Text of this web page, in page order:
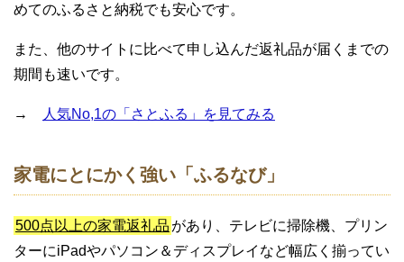
めてのふるさと納税でも安心です。
また、他のサイトに比べて申し込んだ返礼品が届くまでの
期間も速いです。
→ 人気No,1の「さとふる」を見てみる
家電にとにかく強い「ふるなび」
500点以上の家電返礼品 があり、テレビに掃除機、プリン
ターにiPadやパソコン＆ディスプレイなど幅広く揃ってい